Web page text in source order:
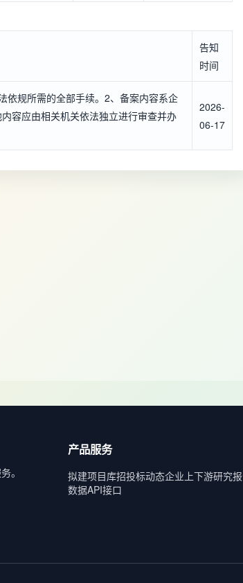
告知
时间
依规所需的全部手续。2、备案内容系企
容应由相关机关依法独立进行审查并办
2026-
06-17
。
产品服务
拟建项目库招投标动态企业上下游研究
数据API接口